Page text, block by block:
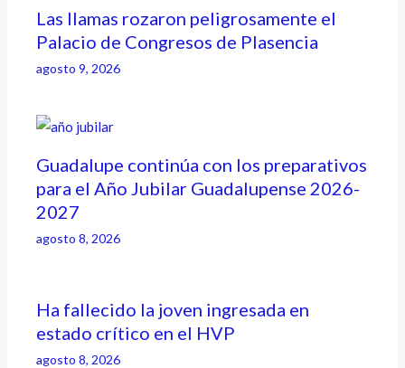
Las llamas rozaron peligrosamente el
Palacio de Congresos de Plasencia
agosto 9, 2026
Guadalupe continúa con los preparativos
para el Año Jubilar Guadalupense 2026-
2027
agosto 8, 2026
Ha fallecido la joven ingresada en
estado crítico en el HVP
agosto 8, 2026